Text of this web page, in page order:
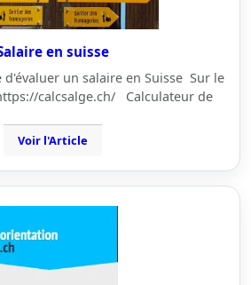
en suisse
un salaire en Suisse Sur le
calcsalge.ch/ Calculateur de
Voir l'Article